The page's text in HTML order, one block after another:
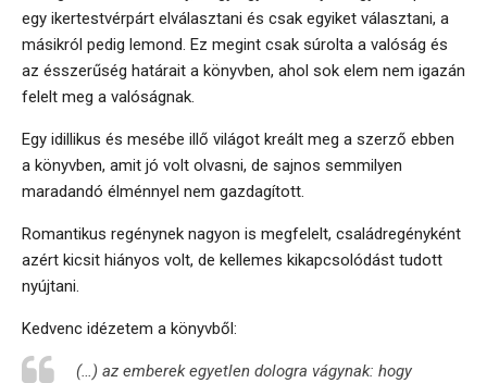
egy ikertestvérpárt elválasztani és csak egyiket választani, a
másikról pedig lemond. Ez megint csak súrolta a valóság és
az ésszerűség határait a könyvben, ahol sok elem nem igazán
felelt meg a valóságnak.
Egy idillikus és mesébe illő világot kreált meg a szerző ebben
a könyvben, amit jó volt olvasni, de sajnos semmilyen
maradandó élménnyel nem gazdagított.
Romantikus regénynek nagyon is megfelelt, családregényként
azért kicsit hiányos volt, de kellemes kikapcsolódást tudott
nyújtani.
Kedvenc idézetem a könyvből:
(…) az emberek egyetlen dologra vágynak: hogy